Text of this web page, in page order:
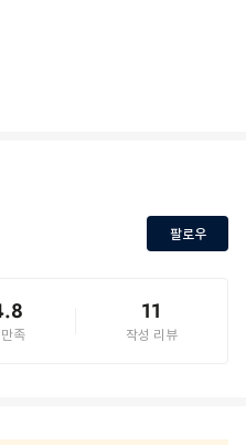
팔로우
족
11
작성 리뷰